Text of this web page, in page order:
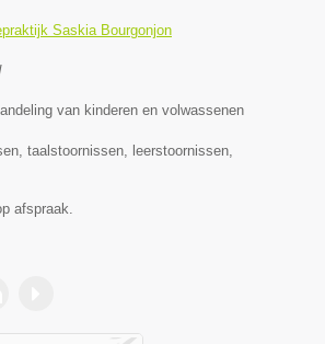
Saskia Bourgonjon
van kinderen en volwassenen
taalstoornissen, leerstoornissen,
afspraak.